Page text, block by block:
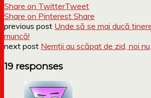
Share on TwitterTweet
Share on Pinterest Share
previous post Unde să se mai ducă
muncă!
next post Nemții au scăpat de zid, noi nu
19 responses